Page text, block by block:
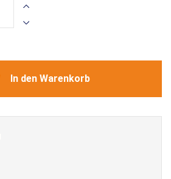
In den Warenkorb